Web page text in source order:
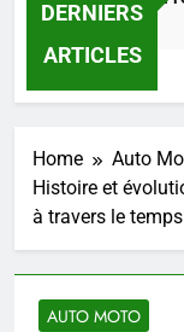
DERNIERS
ARTICLES
Home
Auto
Histoire et
à travers le temps
AUTO MOTO